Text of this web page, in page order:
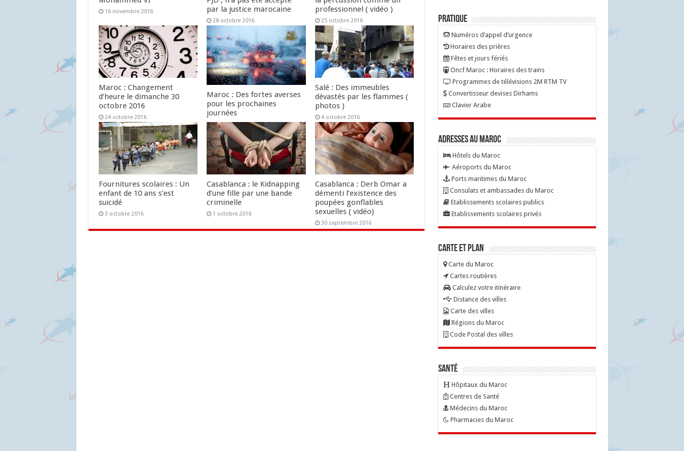
16 novembre 2016
par la justice marocaine
28 octobre 2016
professionnel ( vidéo )
25 octobre 2016
Maroc : Changement
d’heure le dimanche 30
octobre 2016
24 octobre 2016
Maroc : Des fortes averses
pour les prochaines
journées
24 octobre 2016
Salé : Des immeubles
dévastés par les flammes (
photos )
4 octobre 2016
Fournitures scolaires : Un
enfant de 10 ans s’est
suicidé
3 octobre 2016
Casablanca : le Kidnapping
d’une fille par une bande
criminelle
1 octobre 2016
Casablanca : Derb Omar a
démenti l’existence des
poupées gonflables
sexuelles ( vidéo)
30 septembre 2016
Pratique
Numéros d’appel d’urgence
Horaires des prières
Fêtes et jours fériés
Oncf Maroc : Horaires des trains
Programmes de télévisions 2M RTM TV
Convertisseur devises Dirhams
Clavier Arabe
Adresses au Maroc
Hôtels du Maroc
Aéroports du Maroc
Ports maritimes du Maroc
Consulats et ambassades du Maroc
Etablissements scolaires publics
Etablissements scolaires privés
Carte et Plan
Carte du Maroc
Cartes routières
Calculez votre itinéraire
Distance des villes
Carte des villes
Régions du Maroc
Code Postal des villes
Santé
Hôpitaux du Maroc
Centres de Santé
Médecins du Maroc
Pharmacies du Maroc